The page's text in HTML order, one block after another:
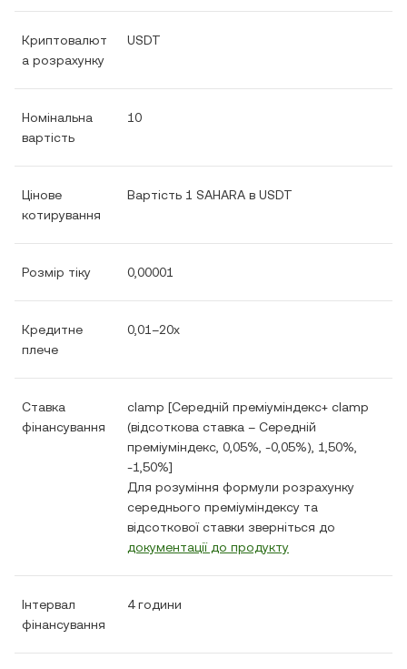
Криптовалют
а розрахунку
USDT
Номінальна
вартість
10
Цінове
котирування
Вартість 1 SAHARA в USDT
Розмір тіку 0,00001
Кредитне
плече
0,01–20x
Ставка
фінансування
clamp [Середній преміуміндекс+ clamp
(відсоткова ставка – Середній
преміуміндекс, 0,05%, -0,05%), 1,50%,
-1,50%]
Для розуміння формули розрахунку
середнього преміуміндексу та
відсоткової ставки зверніться до
документації до продукту
Інтервал
фінансування
4 години